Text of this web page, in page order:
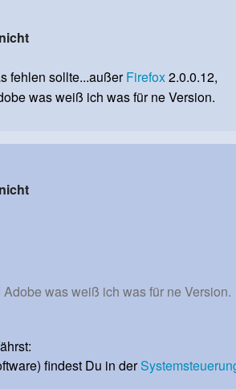
fehlen sollte...außerFirefox2.0.0.12,
was weiß ich was für ne Version.
Adobe was weiß ich was für ne Version.
findest Du in der